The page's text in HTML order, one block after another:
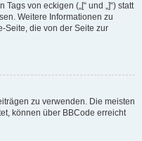
von eckigen („[“ und „]“) statt
Weitere Informationen zu
Seite, die von der Seite zur
zu verwenden. Die meisten
können über BBCode erreicht